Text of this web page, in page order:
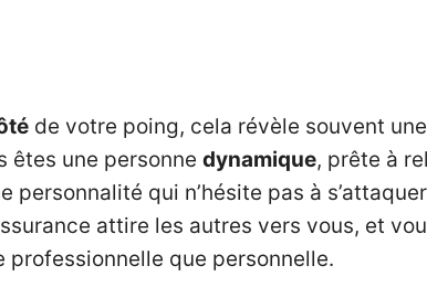
de votre poing, cela révèle souvent
êtes une personne dynamique, prête à
personnalité qui n’hésite pas à
attire les autres vers vous, et
que personnelle.